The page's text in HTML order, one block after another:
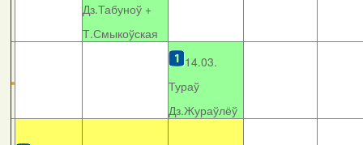
Дз.Табуноў +
Т.Смыкоўская
14.03.
Тураў
Дз.Жураўлёў